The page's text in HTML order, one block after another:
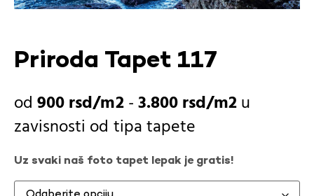
Priroda Tapet 117
900rsd -3.800rsd
u
zavisnosti od tipa tapete
Uz svaki naš foto tapet lepak je gratis!